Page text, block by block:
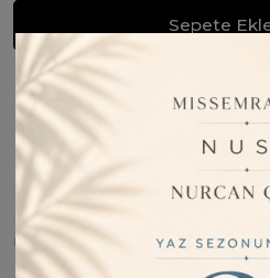
Sepete
Barkod:
Bu Ürünü
ÜRÜN BILGISI